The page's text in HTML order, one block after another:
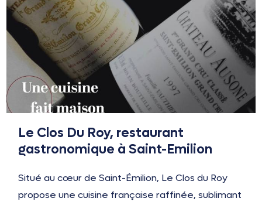
Le Clos Du Roy, restaurant
gastronomique à Saint-Emilion
Situé au cœur de Saint-Émilion, Le Clos du Roy
propose une cuisine française raffinée, sublimant